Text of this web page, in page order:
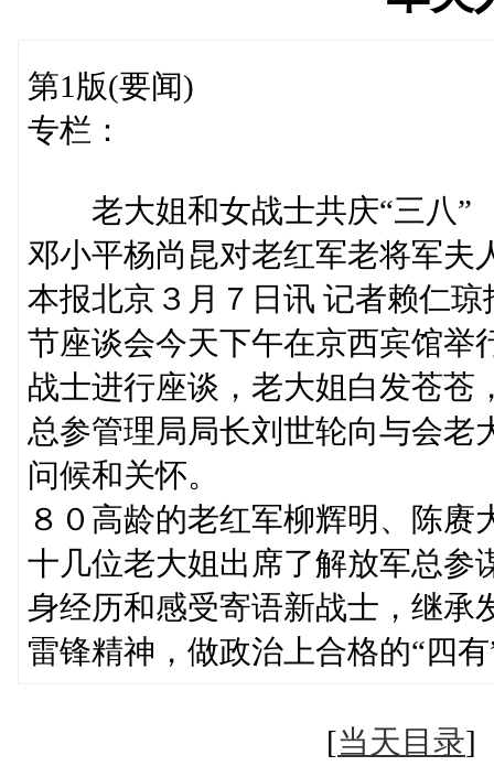
第1版(要闻)
专栏：
老大姐和女战士共庆“三八”
邓小平杨尚昆对老红军老将军夫
本报北京３月７日讯 记者赖仁
节座谈会今天下午在京西宾馆举
战士进行座谈，老大姐白发苍苍
总参管理局局长刘世轮向与会老
问候和关怀。
８０高龄的老红军柳辉明、陈
十几位老大姐出席了解放军总参
身经历和感受寄语新战士，继承
雷锋精神，做政治上合格的“四
[当天目录